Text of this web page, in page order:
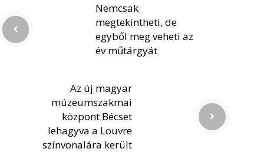
Nemcsak
megtekintheti, de
egyből meg veheti az
év műtárgyát
Az új magyar
múzeumszakmai
központ Bécset
lehagyva a Louvre
színvonalára került